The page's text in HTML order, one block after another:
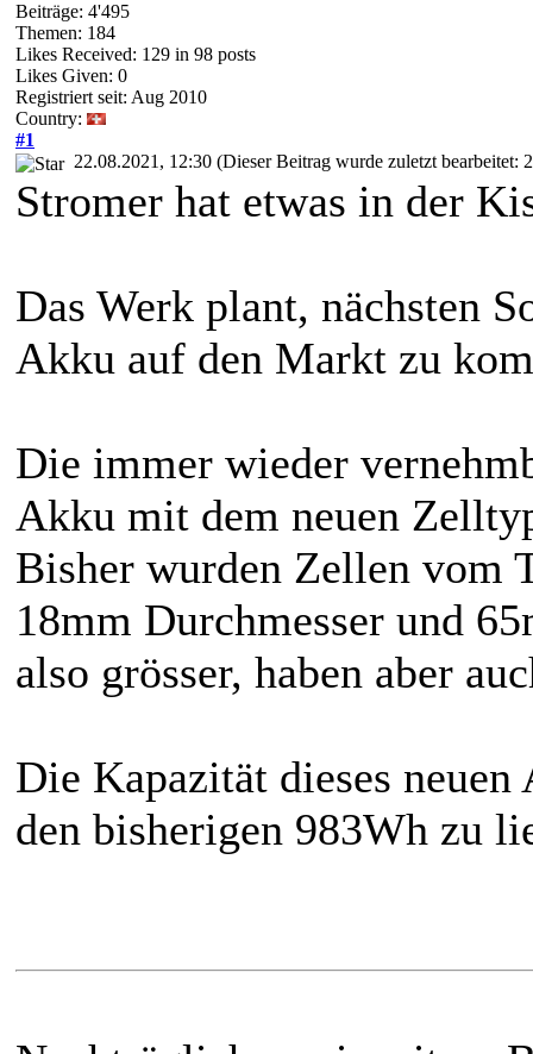
Beiträge: 4'495
Themen: 184
Likes Received: 129 in 98 posts
Likes Given: 0
Registriert seit: Aug 2010
Country:
#1
22.08.2021, 12:30 (Dieser Beitrag wurde zuletzt bearbeitet:
Stromer hat etwas in der
Das Werk plant, nächsten
Akku auf den Markt zu
Die immer wieder
Akku mit dem neuen
Bisher wurden Zellen vom
18mm Durchmesser und
also grösser, haben aber
Die Kapazität dieses
den bisherigen 983Wh zu